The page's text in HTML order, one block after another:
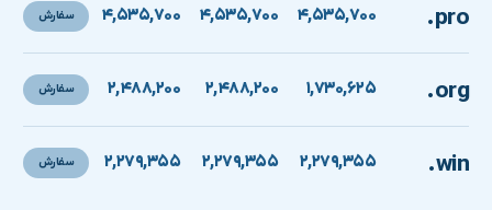
.pro ۴,۵۳۵,۷۰۰ ۴,۵۳۵,۷۰۰ ۴,۵۳۵,۷۰۰ سفارش
.org ۱,۷۳۰,۶۲۵ ۲,۴۸۸,۲۰۰ ۲,۴۸۸,۲۰۰ سفارش
.win ۲,۲۷۹,۳۵۵ ۲,۲۷۹,۳۵۵ ۲,۲۷۹,۳۵۵ سفارش